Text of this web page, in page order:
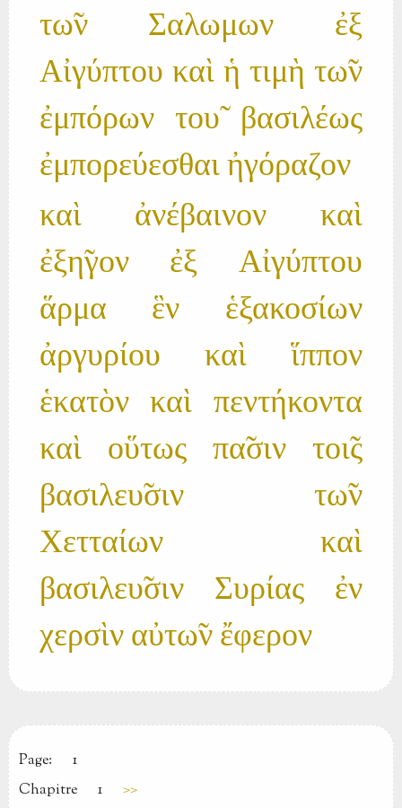
τω̃ν Σαλωμων ἐξ
Αἰγύπτου καὶ ἡ τιμὴ τω̃ν
ἐμπόρων του̃ βασιλέως
ἐμπορεύεσθαι ἠγόραζον
καὶ ἀνέβαινον καὶ
ἐξη̃γον ἐξ Αἰγύπτου
ἅρμα ἓν ἑξακοσίων
ἀργυρίου καὶ ἵππον
ἑκατὸν καὶ πεντήκοντα
καὶ οὕτως πα̃σιν τοι̃ς
βασιλευ̃σιν τω̃ν
Χετταίων καὶ
βασιλευ̃σιν Συρίας ἐν
χερσὶν αὐτω̃ν ἔφερον
Page:
1
Chapitre
1 >>